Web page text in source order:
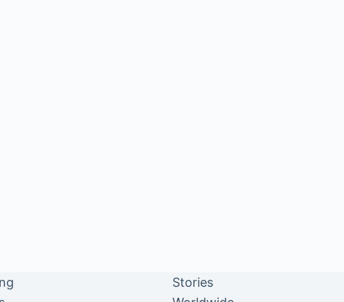
Stories